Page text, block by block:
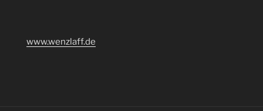
www.wenzlaff.de